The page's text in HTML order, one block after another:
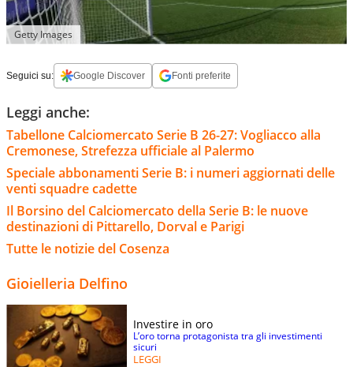
Getty Images
Seguici su: Google Discover Fonti preferite
Leggi anche:
Tabellone Calciomercato Serie B 26-27: Vogliacco alla
Cremonese, Strefezza ufficiale al Palermo
Speciale abbonamenti Serie B: i numeri aggiornati delle
venti squadre cadette
Il Borsino del Calciomercato della Serie B: le nuove
destinazioni di Pittarello, Dorval e Parigi
Tutte le notizie del Cosenza
Gioielleria Delfino
Investire in oro
L’oro torna protagonista tra gli investimenti
sicuri
LEGGI